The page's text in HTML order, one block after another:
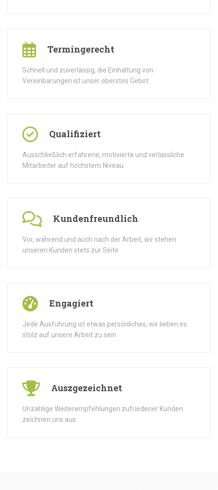
Termingerecht
Schnell und zuverlässig, die Einhaltung von
Vereinbarungen ist unser oberstes Gebot
Qualifiziert
Ausschließlich erfahrene, motivierte und verlässliche
Mitarbeiter auf höchstem Niveau
Kundenfreundlich
Vor, während und auch nach der Arbeit, wir stehen
unseren Kunden stets zur Seite
Engagiert
Jede Ausführung ist etwas persönliches, wir lieben es
stolz auf unsere Arbeit zu sein
Auszgezeichnet
Unzählige Weiterempfehlungen zufriedener Kunden
zeichnen uns aus